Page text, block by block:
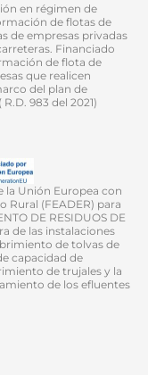
en régimen de
de flotas de
de empresas privadas
Financiado
de flota de
que realicen
del plan de
983 del 2021)
la Unión Europea con
Rural (FEADER) para
DE RESIDUOS DE
de las instalaciones
de tolvas de
capacidad de
de trujales y la
de los efluentes